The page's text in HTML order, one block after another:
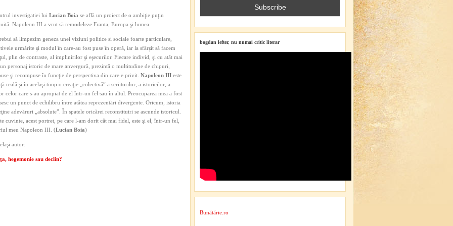
investigatiei lui Lucian Boia se află un proiect de o ambiţie puţin
Napoleon III a vrut să remodeleze Franta, Europa şi lumea.
să limpezim geneza unei viziuni politice si sociale foarte particulare,
urmărite şi modul în care-au fost puse în operă, iar la sfârşit să facem
plin de contraste, al implinirilor şi eşecurilor. Fiecare individ, şi cu atât mai
personaj istoric de mare anvergură, prezintă o multitudine de chipuri,
şi recompuse în funcţie de perspectiva din care e privit. Napoleon III este
reală şi în acelaşi timp o creaţie „colectivă” a scriitorilor, a istoricilor, a
celor care s-au apropiat de el într-un fel sau în altul. Preocuparea mea a fost
un punct de echilibru între atâtea reprezentări divergente. Oricum, istoria
adevăruri „absolute”. În spatele oricărei reconstituiri se ascunde istoricul.
cuvinte, acest portret, pe care l-am dorit cât mai fidel, este şi el, într-un fel,
meu Napoleon III. (Lucian Boia)
autor:
hegemonie sau declin?
bogdan lefter, nu numai critic literar
Bunătărie.ro